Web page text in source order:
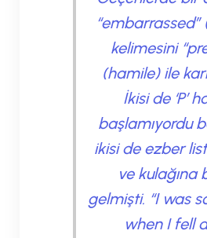
“embarrassed”
kelimesini
(hamile) ile
İkisi de ‘P’
başlamıyordu
ikisi de ezber
ve kulağına
gelmişti. “I was
when I fell